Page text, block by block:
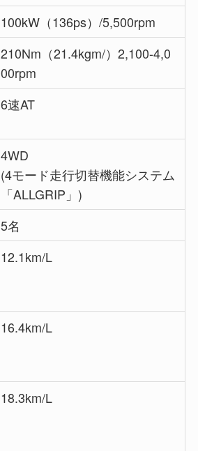
100kW（136ps）/5,500rpm
210Nm（21.4kgm/）2,100-4,0
00rpm
6速AT
4WD
(4モード走行切替機能システム
「ALLGRIP」)
5名
12.1km/L
16.4km/L
18.3km/L